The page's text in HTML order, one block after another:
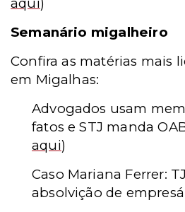
Semanário migalheiro
Confira as matérias mais
em Migalhas:
Advogados usam
fatos e STJ manda
aqui)
Caso Mariana Ferrer:
absolvição de